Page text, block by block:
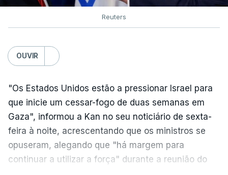
Reuters
OUVIR
"Os Estados Unidos estão a pressionar Israel para
que inicie um cessar-fogo de duas semanas em
Gaza", informou a Kan no seu noticiário de sexta-
feira à noite, acrescentando que os ministros se
opuseram, alegando que "há margem para
continuar a utilizar a força" durante a reunião do